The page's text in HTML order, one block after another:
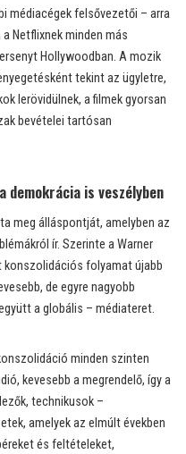
médiacégek felsővezetői – arra
Netflixnek minden más
Hollywoodban. A mozik
tekint az ügyletre,
lerövidülnek, a filmek gyorsan
bevételei tartósan
demokrácia is veszélyben
meg álláspontját, amelyben az
ír. Szerinte a Warner
konszolidációs folyamat újabb
de egyre nagyobb
a globális – médiateret.
minden szinten
kevesebb a megrendelő, így a
technikusok –
amelyek az elmúlt években
és feltételeket,